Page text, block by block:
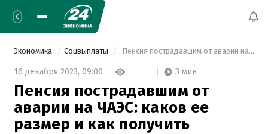
Экономика Соцвыплаты Пенсия пострадавшим от аварии на ЧАЭС: каков ее размер и как получить
16 декабря 2023, 09:00 3 мин
Пенсия пострадавшим от
аварии на ЧАЭС: каков ее
размер и как получить